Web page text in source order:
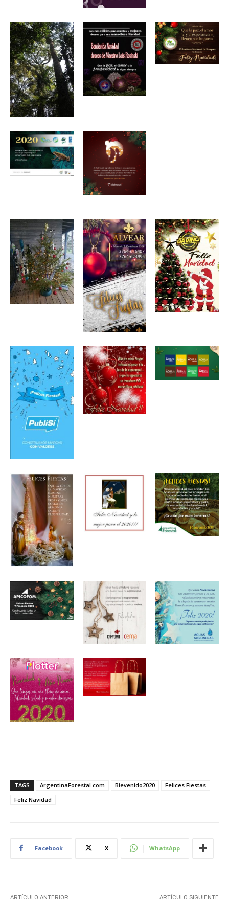
TAGS ArgentinaForestal.com Bievenido2020
Felices Fiestas
Feliz Navidad
Facebook X WhatsApp
ARTÍCULO ANTERIOR ARTÍCULO SIGUIENTE